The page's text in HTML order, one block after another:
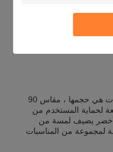
من قبل إدارة الغذاء
مقاومة للدموع ويمكن
الطبية القابلة
واحدة من الميزات الرئيسية لهذه القفازات هي حجمها ، مقاس 90
لحماية المستخدم من
يضيف لمسة من
لمجموعة من المناسبات